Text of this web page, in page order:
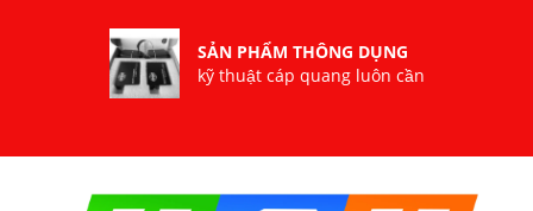
SẢN PHẨM THÔNG DỤNG
kỹ thuật cáp quang luôn cần